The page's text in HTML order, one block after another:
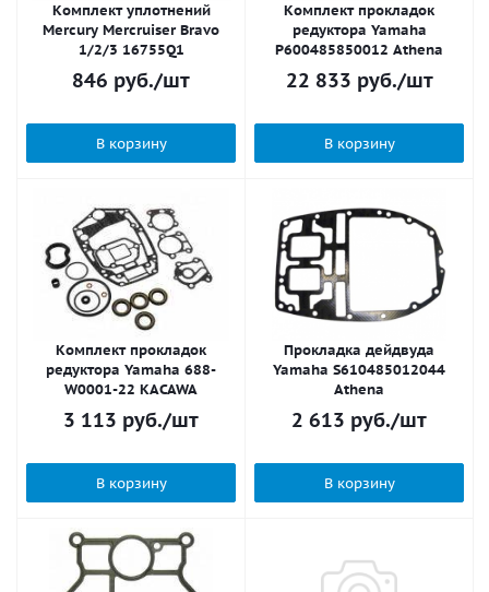
Комплект уплотнений
Mercury Mercruiser Bravo
1/2/3 16755Q1
846 руб./шт
В корзину
Комплект прокладок
редуктора Yamaha
P600485850012 Athena
22 833 руб./шт
В корзину
Комплект прокладок
редуктора Yamaha 688-
W0001-22 KACAWA
3 113 руб./шт
В корзину
Прокладка дейдвуда
Yamaha S610485012044
Athena
2 613 руб./шт
В корзину